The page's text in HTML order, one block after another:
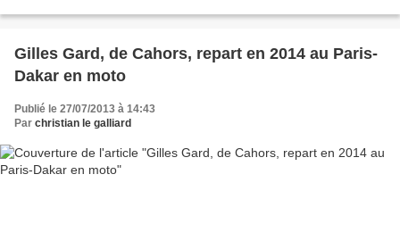
Gilles Gard, de Cahors, repart en 2014 au Paris-
Dakar en moto
Publié le 27/07/2013 à 14:43
Par christian le galliard